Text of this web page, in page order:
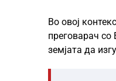
Во овој
преговарач со
земјата да